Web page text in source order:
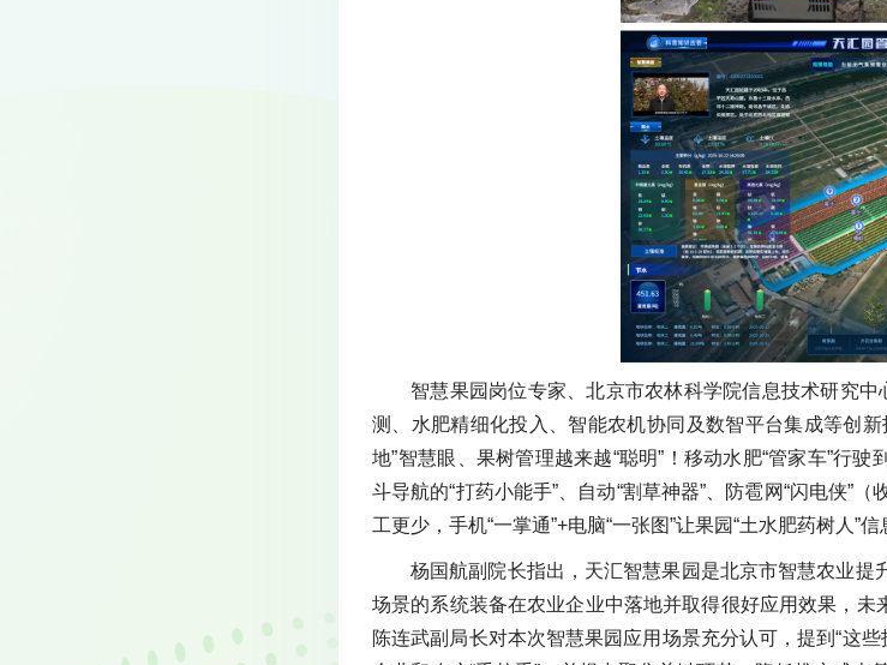
智慧果园岗位专家、北京市农林科学院信息技术研究
测、水肥精细化投入、智能农机协同及数智平台集成等创
地”智慧眼‌‌、果树管理越来越“聪明”！移动水肥“管家车”行
斗导航的“打药小能手”、自动“割草神器”、防雹网“闪电侠”
工更少，手机“一掌通”+电脑“一张图”让果园“土水肥药树人”信
杨国航副院长指出，天汇智慧果园是北京市智慧农业
场景的系统装备在农业企业中落地并取得很好应用效果，
陈连武副局长对本次智慧果园应用场景充分认可，提到“这